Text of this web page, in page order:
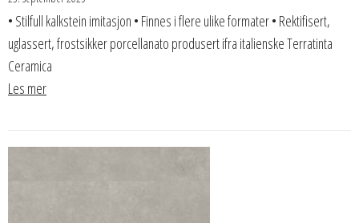
• Stilfull kalkstein imitasjon • Finnes i flere ulike formater • Rektifisert,
uglassert, frostsikker porcellanato produsert ifra italienske Terratinta
Ceramica
Les mer